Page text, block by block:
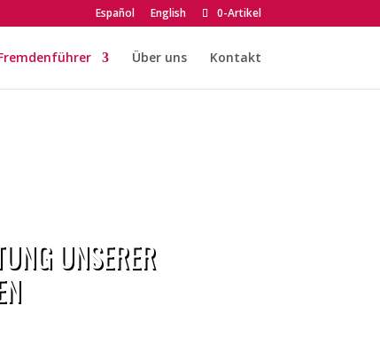
Español English 0-Artikel
Über uns Kontakt
UNSERER